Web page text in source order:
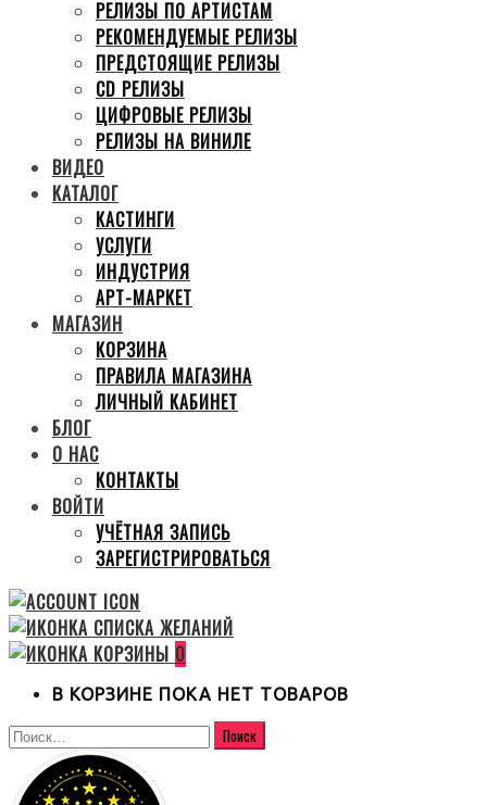
РЕЛИЗЫ ПО АРТИСТАМ
РЕКОМЕНДУЕМЫЕ РЕЛИЗЫ
ПРЕДСТОЯЩИЕ РЕЛИЗЫ
CD РЕЛИЗЫ
ЦИФРОВЫЕ РЕЛИЗЫ
РЕЛИЗЫ НА ВИНИЛЕ
ВИДЕО
КАТАЛОГ
КАСТИНГИ
УСЛУГИ
ИНДУСТРИЯ
АРТ-МАРКЕТ
МАГАЗИН
КОРЗИНА
ПРАВИЛА МАГАЗИНА
ЛИЧНЫЙ КАБИНЕТ
БЛОГ
О НАС
КОНТАКТЫ
ВОЙТИ
УЧЁТНАЯ ЗАПИСЬ
ЗАРЕГИСТРИРОВАТЬСЯ
0
В КОРЗИНЕ ПОКА НЕТ ТОВАРОВ